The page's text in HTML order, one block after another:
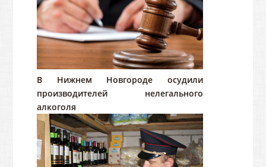
В Нижнем Новгороде осудили
производителей нелегального
алкоголя